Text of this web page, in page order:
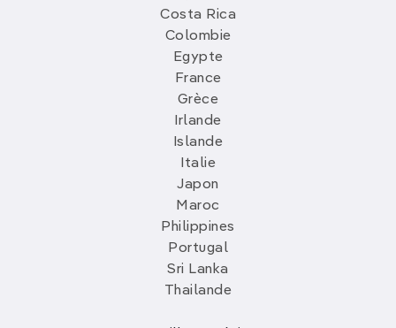
Costa Rica
Colombie
Egypte
France
Grèce
Irlande
Islande
Italie
Japon
Maroc
Philippines
Portugal
Sri Lanka
Thailande